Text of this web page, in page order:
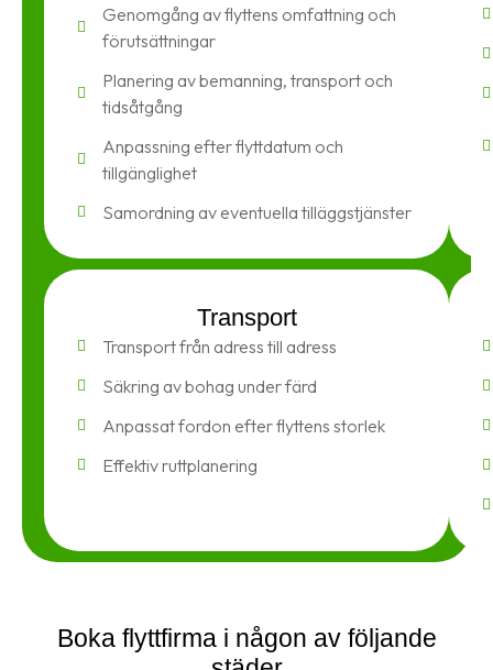
Genomgång av flyttens omfattning och
förutsättningar
Planering av bemanning, transport och
tidsåtgång
Anpassning efter flyttdatum och
tillgänglighet
Samordning av eventuella tilläggstjänster
Transport
Transport från adress till adress
Säkring av bohag under färd
Anpassat fordon efter flyttens storlek
Effektiv ruttplanering
Boka flyttfirma i någon av följande